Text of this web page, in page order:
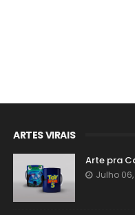
ARTES VIRAIS
Arte pra
Julho